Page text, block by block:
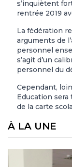
s’inquiètent
rentrée 2019
La fédération
arguments de
personnel
s’agit d’un
personnel du
Cependant,
Education
de la carte
À LA UNE